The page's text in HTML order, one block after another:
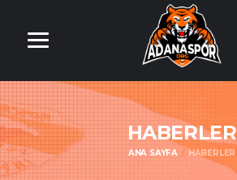
HABERLER
ANA SAYFA HABERLER